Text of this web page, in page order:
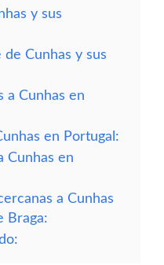
y sus
Cunhas y sus
a Cunhas en
en Portugal:
Cunhas en
a Cunhas
Braga: